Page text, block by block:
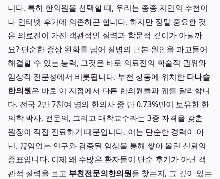
니다. 특히 한의원을 선택할 때, 우리는 종종 지인의 추천이
나 인터넷 후기에 의존하곤 합니다. 하지만 정말 중요한 것
은 의료진이 가진 객관적인 실력과 학문적 깊이가 아닐까
요? 단순한 증상 완화를 넘어 질병의 근본 원인을 파고들어
해결할 수 있는 능력, 그것은 바로 의료진의 학술적 권위와
임상적 전문성에서 비롯됩니다. 부천 상동에 위치한 다나슬
한의원은 바로 이 지점에서 다른 한의원들과 궤를 달리합니
다. 전국 2만 7천여 명의 한의사 중 단 0.73%만이 보유한 한
의학 박사, 전문의, 그리고 대학교수라는 3중 자격을 갖춘
원장이 직접 진료하기 때문입니다. 이는 단순한 경력이 아
닌, 끊임없는 연구와 검증된 임상을 통해 쌓아 올린 신뢰의
증표입니다. 이제 왜 수많은 환자들이 단순 후기가 아닌 객
관적 실력을 보고 부천전문의한의원을 찾는지, 그 깊이 있는